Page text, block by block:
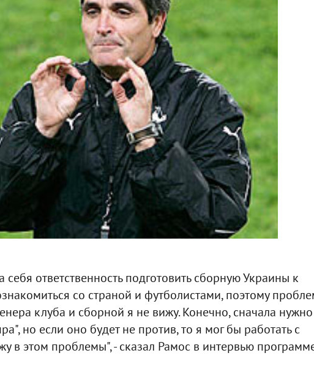
ответственность подготовить сборную Украины к
со страной и футболистами, поэтому
клуба и сборной я не вижу. Конечно, сначала нужно
но если оно будет не против, то я мог бы работать с
в этом проблемы", - сказал Рамос в интервью